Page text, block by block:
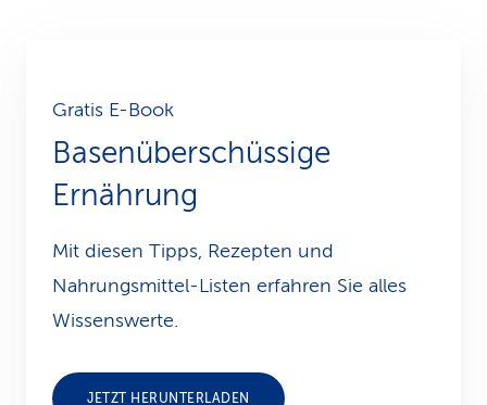
Gratis E-Book
Basenüber­schüs­si­ge
Ernährung
Mit diesen Tipps, Rezepten und
Nahrungsmittel-Listen erfahren Sie alles
Wissenswerte.
JETZT HERUNTERLADEN